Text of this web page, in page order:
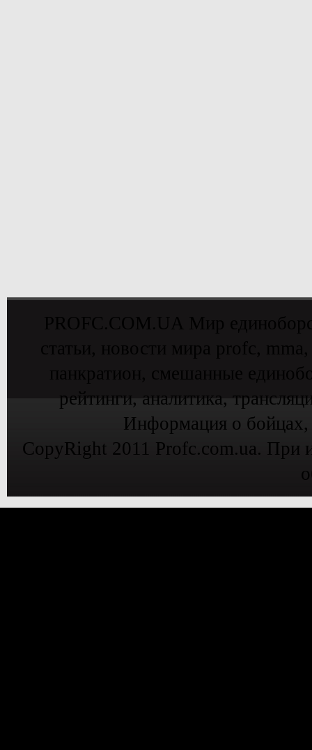
рейтинги, аналитика,
Информация о
CopyRight 2011 Profc.com.ua. При